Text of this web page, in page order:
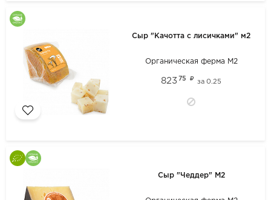
Сыр "Качотта с лисичками" м2
Органическая ферма М2
823 75 за0.25
Сыр "Чеддер" М2